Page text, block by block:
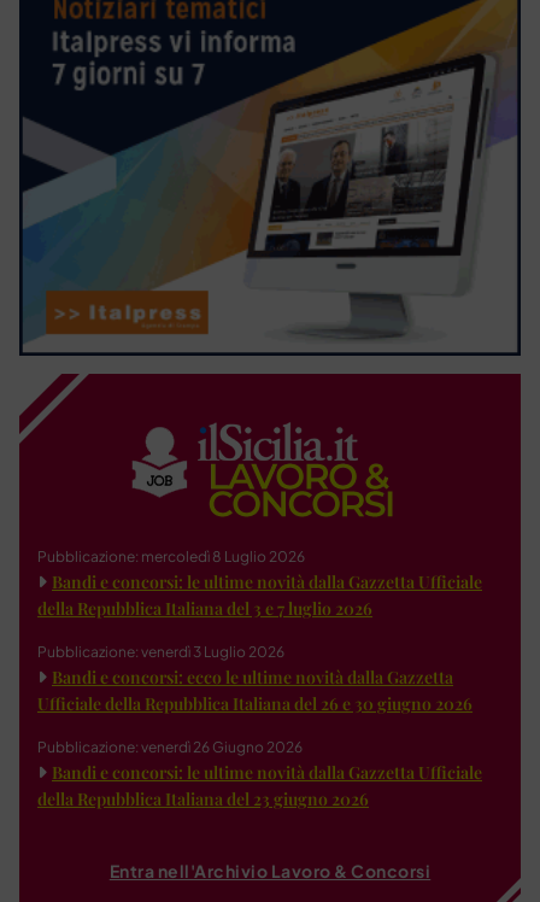
Pubblicazione: mercoledì 8 Luglio 2026
Bandi e concorsi: le ultime novità dalla Gazzetta Ufficiale
della Repubblica Italiana del 3 e 7 luglio 2026
Pubblicazione: venerdì 3 Luglio 2026
Bandi e concorsi: ecco le ultime novità dalla Gazzetta
Ufficiale della Repubblica Italiana del 26 e 30 giugno 2026
Pubblicazione: venerdì 26 Giugno 2026
Bandi e concorsi: le ultime novità dalla Gazzetta Ufficiale
della Repubblica Italiana del 23 giugno 2026
Entra nell'Archivio Lavoro & Concorsi